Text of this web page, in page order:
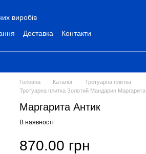
виробів
Доставка Контакти
Головна Каталог
Тротуарна плитка
Тротуарна плитка Золотий Мандарин
Маргарита Антик
В наявності
870.00 грн